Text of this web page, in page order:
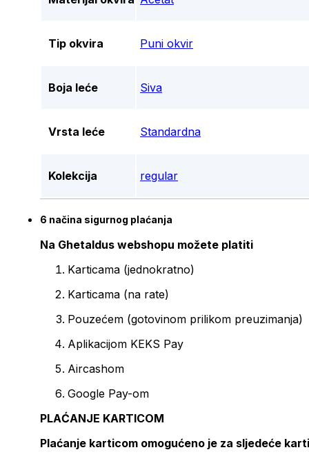
Tip okvira Puni okvir
Boja leće Siva
Vrsta leće Standardna
Kolekcija regular
6 načina sigurnog plaćanja
Na Ghetaldus webshopu možete platiti
Karticama (jednokratno)
Karticama (na rate)
Pouzećem (gotovinom prilikom preuzimanja)
Aplikacijom KEKS Pay
Aircashom
Google Pay-om
PLAĆANJE KARTICOM
Plaćanje karticom omogućeno je za sljedeće